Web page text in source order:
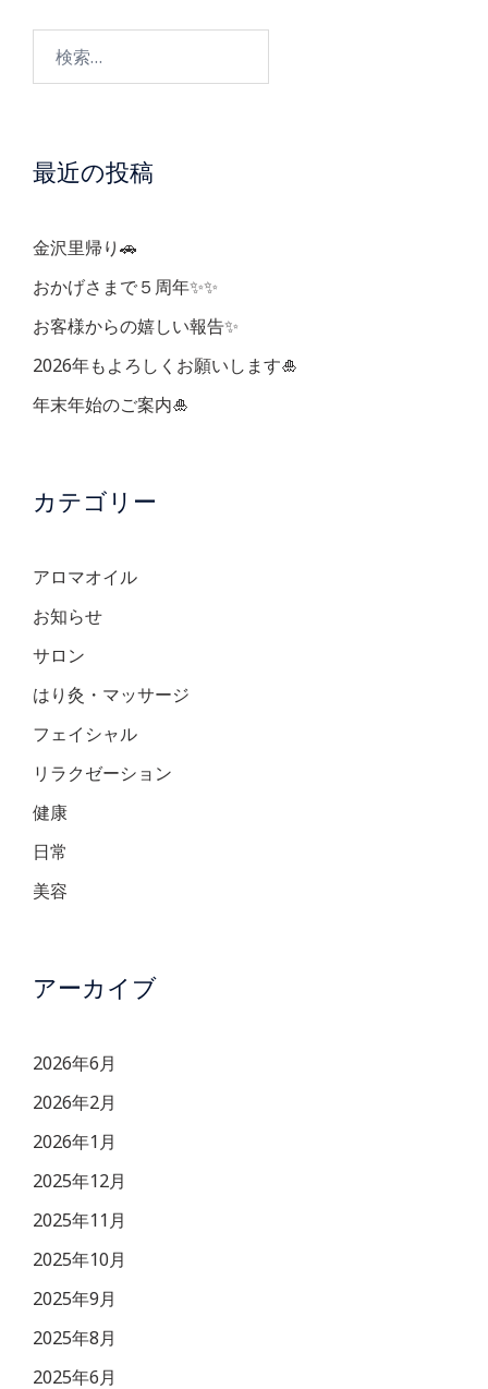
ゲ
シ
ョ
ン
最近の投稿
金沢里帰り🚗
おかげさまで５周年✨✨
お客様からの嬉しい報告✨
2026年もよろしくお願いします🎍
年末年始のご案内🎍
カテゴリー
アロマオイル
お知らせ
サロン
はり灸・マッサージ
フェイシャル
リラクゼーション
健康
日常
美容
アーカイブ
2026年6月
2026年2月
2026年1月
2025年12月
2025年11月
2025年10月
2025年9月
2025年8月
2025年6月